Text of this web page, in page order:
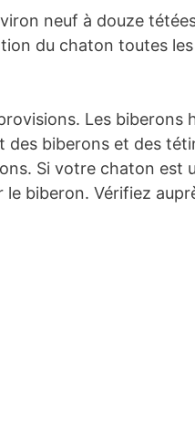
neuf à douze
du chaton toutes
Les biberons
biberons et des
Si votre chaton est
biberon. Vérifiez